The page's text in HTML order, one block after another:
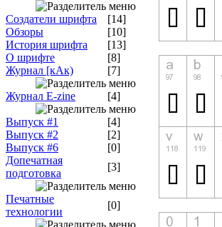
Создатели шрифта
[14]
Обзоры
[10]
История шрифта
[13]
О шрифте
[8]
Журнал [кАк)
[7]
Журнал E-zine [4]
Выпуск #1
[4]
Выпуск #2
[2]
Выпуск #6
[0]
Допечатная
подготовка
[3]
Печатные
технологии
[0]